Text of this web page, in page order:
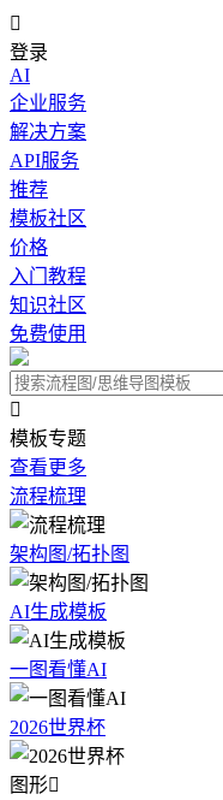

登录
AI
企业服务
解决方案
API服务
推荐
模板社区
价格
入门教程
知识社区
免费使用

模板专题
查看更多
流程梳理
架构图/拓扑图
AI生成模板
一图看懂AI
2026世界杯
图形